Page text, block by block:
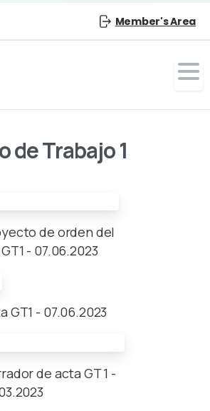
Member's Area
de Trabajo 1
de orden del
- 07.06.2023
GT1 - 07.06.2023
de acta GT 1 -